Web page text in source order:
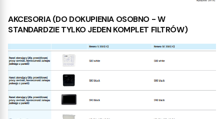
AKCESORIA (DO DOKUPIENIA OSOBNO - W
STANDARDZIE TYLKO JEDEN KOMPLET FILTRÓW)